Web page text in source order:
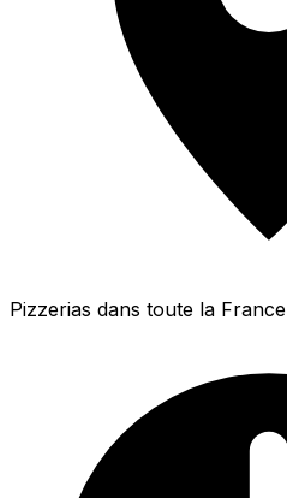
Pizzerias dans toute la France